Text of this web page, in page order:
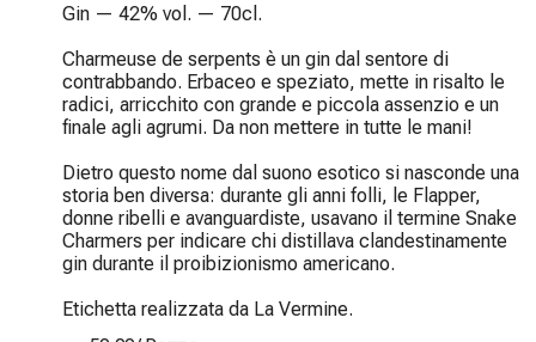
Gin — 42% vol. — 70cl.
Charmeuse de serpents è un gin dal sentore di
contrabbando. Erbaceo e speziato, mette in risalto le
radici, arricchito con grande e piccola assenzio e un
finale agli agrumi. Da non mettere in tutte le mani!
Dietro questo nome dal suono esotico si nasconde una
storia ben diversa: durante gli anni folli, le Flapper,
donne ribelli e avanguardiste, usavano il termine Snake
Charmers per indicare chi distillava clandestinamente
gin durante il proibizionismo americano.
Etichetta realizzata da La Vermine.